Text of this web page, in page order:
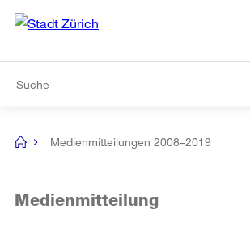
Navigation
[no
Medienmitteilungen 2008–2019
Medienmitteilung